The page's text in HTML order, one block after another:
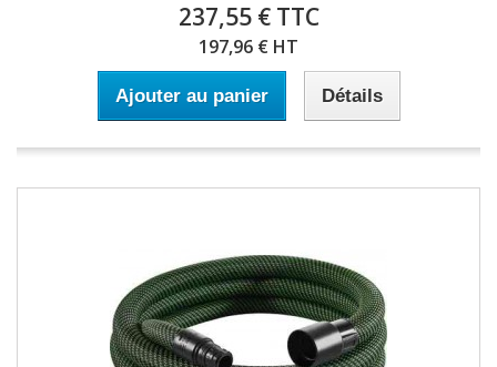
237,55 € TTC
197,96 € HT
Ajouter au panier Détails